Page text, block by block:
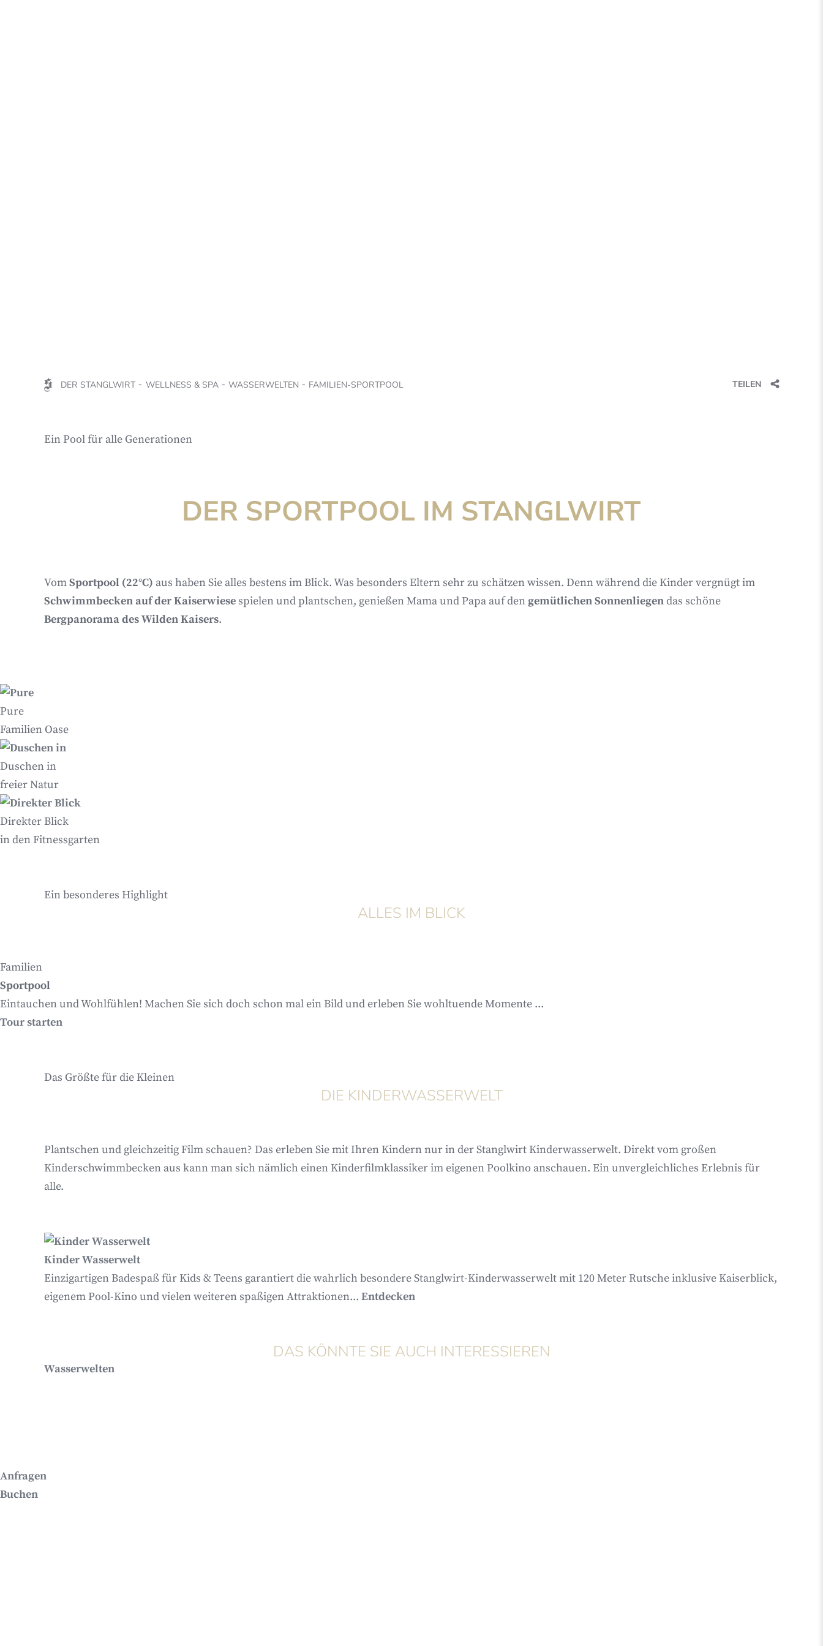
DER STANGLWIRT WELLNESS & SPA WASSERWELTEN FAMILIEN-SPORTPOOL TEILEN
Ein Pool für alle Generationen
DER SPORTPOOL IM STANGLWIRT
VomSportpool (22°C) aus haben Sie alles bestens im Blick. Was besonders Eltern sehr zu schätzen wissen. Denn während die Kinder vergnügt im
Schwimmbecken auf der Kaiserwiese spielen und plantschen, genießen Mama und Papa auf den gemütlichen Sonnenliegendas schöne
Bergpanorama des Wilden Kaisers.
Pure
Familien Oase
Duschen in
freier Natur
Direkter Blick
in den Fitnessgarten
Ein besonderes Highlight
ALLES IM BLICK
Familien
Sportpool
Eintauchen und Wohlfühlen! Machen Sie sich doch schon mal ein Bild und erleben Sie wohltuende Momente ...
Tour starten
Das Größte für die Kleinen
DIE KINDERWASSERWELT
Plantschen und gleichzeitig Film schauen? Das erleben Sie mit Ihren Kindern nur in der Stanglwirt Kinderwasserwelt. Direkt vom großen
Kinderschwimmbecken aus kann man sich nämlich einen Kinderfilmklassiker im eigenen Poolkino anschauen. Ein unvergleichliches Erlebnis für
alle.
Kinder Wasserwelt
Einzigartigen Badespaß für Kids & Teens garantiert die wahrlich besondere Stanglwirt-Kinderwasserwelt mit 120 Meter Rutsche inklusive Kaiserblick,
eigenem Pool-Kino und vielen weiteren spaßigen Attraktionen... Entdecken
DAS KÖNNTE SIE AUCH INTERESSIEREN
Wasserwelten
Anfragen
Buchen